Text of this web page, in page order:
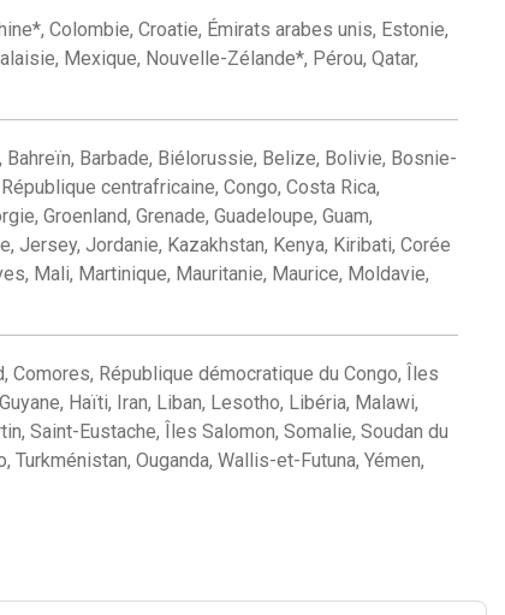
Colombie, Croatie, Émirats arabes unis, Estonie,
Mexique, Nouvelle-Zélande*, Pérou, Qatar,
Barbade, Biélorussie, Belize, Bolivie, Bosnie-
centrafricaine, Congo, Costa Rica,
Groenland, Grenade, Guadeloupe, Guam,
Jersey, Jordanie, Kazakhstan, Kenya, Kiribati, Corée
Mali, Martinique, Mauritanie, Maurice, Moldavie,
Comores, République démocratique du Congo, Îles
Haïti, Iran, Liban, Lesotho, Libéria, Malawi,
Saint-Eustache, Îles Salomon, Somalie, Soudan du
Ouganda, Wallis-et-Futuna, Yémen,